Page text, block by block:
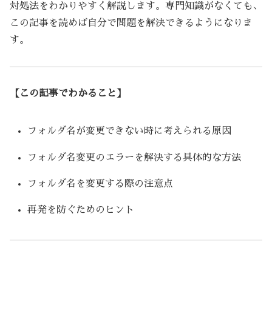
対処法をわかりやすく解説します。専門知識がなくても、
この記事を読めば自分で問題を解決できるようになりま
す。
【この記事でわかること】
フォルダ名が変更できない時に考えられる原因
フォルダ名変更のエラーを解決する具体的な方法
フォルダ名を変更する際の注意点
再発を防ぐためのヒント